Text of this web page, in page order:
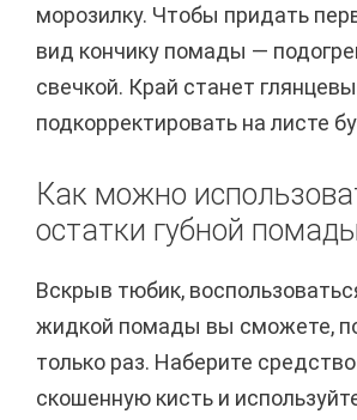
морозилку. Чтобы придать
вид кончику помады —
свечкой. Край станет
подкорректировать на листе
Как можно
остатки губной
Вскрыв тюбик,
жидкой помады вы сможете,
только раз. Наберите
скошенную кисть и